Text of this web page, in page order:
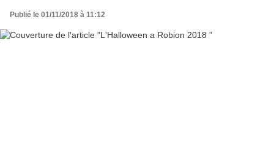
Publié le 01/11/2018 à 11:12